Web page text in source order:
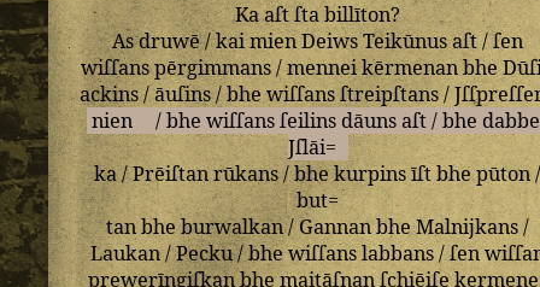
Kaaſtſtabillīton?
Asdruwē/kaimienDeiws Teikūnus aſt/ſen
wiſſanspērgimmans/menneikērmenanbhe
ackins/āuſins/bhe wiſſansſtreipſtans/
nien
/bhe wiſſans ſeilins dāuns aſt/bhe
Jſlāi=
ka/Prēiſtanrūkans/bhekurpinsīſt bhepūton
but=
tanbhe burwalkan/Gannan bheMalnijkans/
Laukan/Pecku/bhe wiſſanslabbans/ſen
prewerīngiſkanbhemaitāſnanſchiēiſe